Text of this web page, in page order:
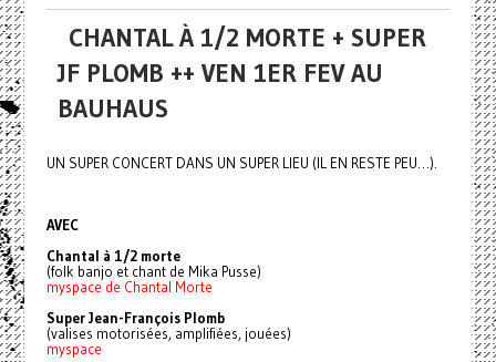
CHANTAL À 1/2 MORTE + SUPER
JF PLOMB ++ VEN 1ER FEV AU
BAUHAUS
UN SUPER CONCERT DANS UN SUPER LIEU (IL EN RESTE PEU…).
AVEC
Chantal à 1/2 morte
(folk banjo et chant de Mika Pusse)
myspace de Chantal Morte
Super Jean-François Plomb
(valises motorisées, amplifiées, jouées)
myspace